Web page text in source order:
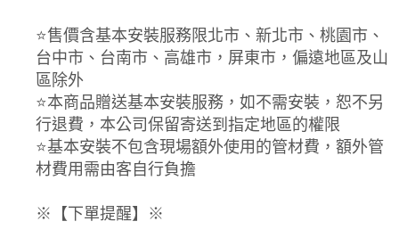
⭐️售價含基本安裝服務限北市、新北市、桃園市、
台中市、台南市、高雄市，屏東市，偏遠地區及山
區除外
⭐️本商品贈送基本安裝服務，如不需安裝，恕不另
行退費，本公司保留寄送到指定地區的權限
⭐️基本安裝不包含現場額外使用的管材費，額外管
材費用需由客自行負擔
※【下單提醒】※